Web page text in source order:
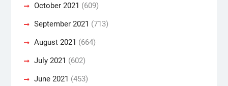
October 2021 (609)
September 2021 (713)
August 2021 (664)
July 2021 (602)
June 2021 (453)